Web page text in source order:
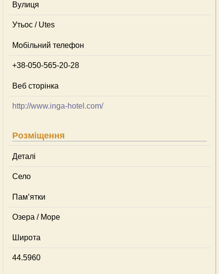
Вулиця
Утьос / Utes
Мобільний телефон
+38-050-565-20-28
Веб сторінка
http://www.inga-hotel.com/
Розміщення
Деталі
Село
Пам’ятки
Озера / Море
Широта
44.5960